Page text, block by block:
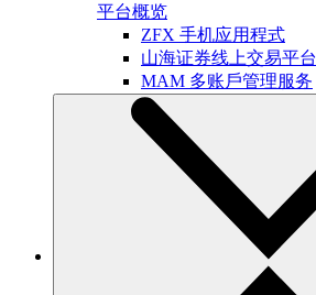
平台概览
ZFX 手机应用程式
山海证券线上交易平台
MAM 多账戶管理服务